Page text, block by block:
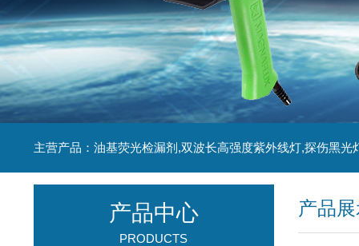
主营产品：油基荧光检漏剂,双波长高强度紫外线灯,探伤黑光
产品
产品中心
PRODUCTS